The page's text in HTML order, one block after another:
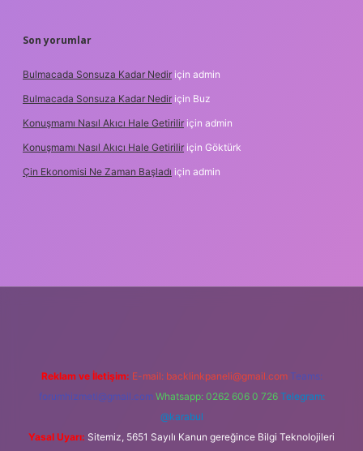
Son yorumlar
Bulmacada Sonsuza Kadar Nedir için admin
Bulmacada Sonsuza Kadar Nedir için Buz
Konuşmamı Nasıl Akıcı Hale Getirilir için admin
Konuşmamı Nasıl Akıcı Hale Getirilir için Göktürk
Çin Ekonomisi Ne Zaman Başladı için admin
Reklam ve İletişim: E-mail: backlinkpaneli@gmail.com Teams:
forumhizmeti@gmail.com Whatsapp: 0262 606 0 726 Telegram:
@karabul
Yasal Uyarı: Sitemiz, 5651 Sayılı Kanun gereğince Bilgi Teknolojileri